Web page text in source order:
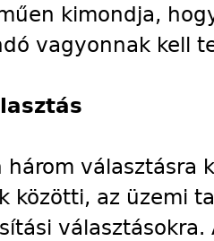
kimondja,
vagyonnak kell
három választásra
közötti, az üzemi